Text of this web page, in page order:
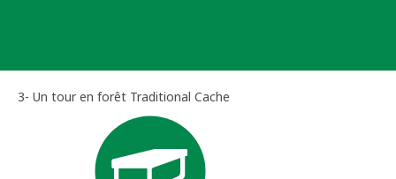
3- Un tour en forêt Traditional Cache